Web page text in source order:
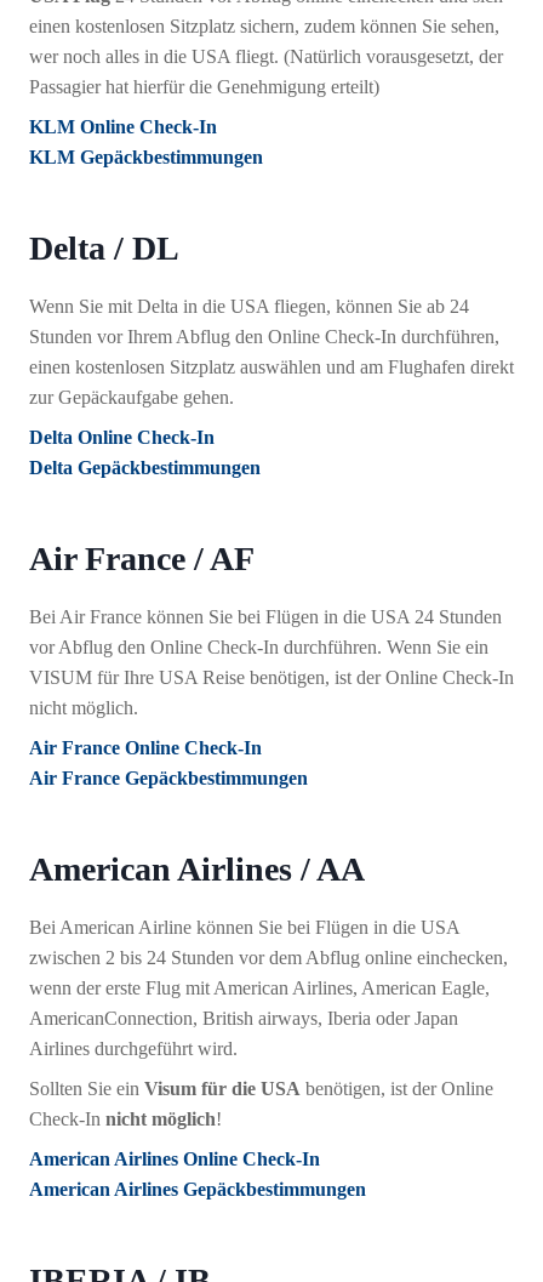
einen kostenlosen Sitzplatz sichern, zudem können Sie sehen,
wer noch alles in die USA fliegt. (Natürlich vorausgesetzt, der
Passagier hat hierfür die Genehmigung erteilt)
KLM Online Check-In
KLM Gepäckbestimmungen
Delta / DL
Wenn Sie mit Delta in die USA fliegen, können Sie ab 24
Stunden vor Ihrem Abflug den Online Check-In durchführen,
einen kostenlosen Sitzplatz auswählen und am Flughafen direkt
zur Gepäckaufgabe gehen.
Delta Online Check-In
Delta Gepäckbestimmungen
Air France / AF
Bei Air France können Sie bei Flügen in die USA 24 Stunden
vor Abflug den Online Check-In durchführen. Wenn Sie ein
VISUM für Ihre USA Reise benötigen, ist der Online Check-In
nicht möglich.
Air France Online Check-In
Air France Gepäckbestimmungen
American Airlines / AA
Bei American Airline können Sie bei Flügen in die USA
zwischen 2 bis 24 Stunden vor dem Abflug online einchecken,
wenn der erste Flug mit American Airlines, American Eagle,
AmericanConnection, British airways, Iberia oder Japan
Airlines durchgeführt wird.
Sollten Sie ein Visum für die USA benötigen, ist der Online
Check-In nicht möglich!
American Airlines Online Check-In
American Airlines Gepäckbestimmungen